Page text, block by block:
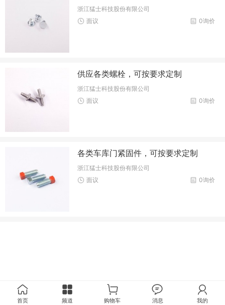
浙江猛士科技股份有限公司
0询价
面议
供应各类螺栓，可按要求定制
浙江猛士科技股份有限公司
0询价
面议
各类车库门紧固件，可按要求定制
浙江猛士科技股份有限公司
0询价
面议
首页 频道 购物车 消息 我的